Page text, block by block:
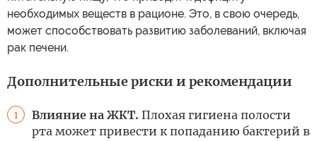
необходимых веществ в рационе. Это, в свою очередь,
может способствовать развитию заболеваний, включая
рак печени.
Дополнительные риски и рекомендации
1 Влияние на ЖКТ. Плохая гигиена полости
рта может привести к попаданию бактерий в